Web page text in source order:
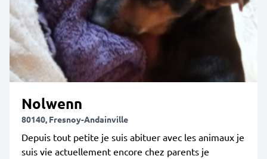
Nolwenn
80140, Fresnoy-Andainville
Depuis tout petite je suis abituer avec les animaux je
suis vie actuellement encore chez parents je